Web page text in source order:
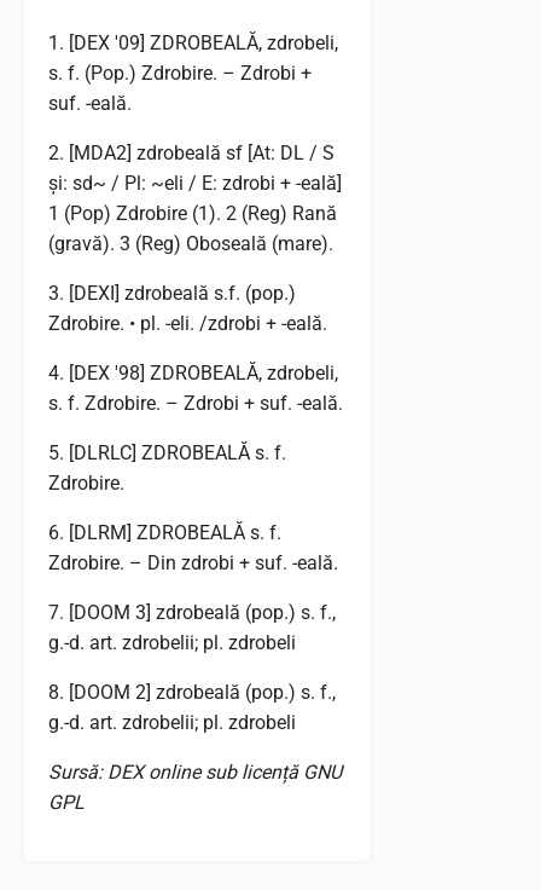
1. [DEX '09] ZDROBEALĂ, zdrobeli,
s. f. (Pop.) Zdrobire. – Zdrobi +
suf. -eală.
2. [MDA2] zdrobeală sf [At: DL / S
și: sd~ / Pl: ~eli / E: zdrobi + -eală]
1 (Pop) Zdrobire (1). 2 (Reg) Rană
(gravă). 3 (Reg) Oboseală (mare).
3. [DEXI] zdrobeală s.f. (pop.)
Zdrobire. • pl. -eli. /zdrobi + -eală.
4. [DEX '98] ZDROBEALĂ, zdrobeli,
s. f. Zdrobire. – Zdrobi + suf. -eală.
5. [DLRLC] ZDROBEALĂ s. f.
Zdrobire.
6. [DLRM] ZDROBEALĂ s. f.
Zdrobire. – Din zdrobi + suf. -eală.
7. [DOOM 3] zdrobeală (pop.) s. f.,
g.-d. art. zdrobelii; pl. zdrobeli
8. [DOOM 2] zdrobeală (pop.) s. f.,
g.-d. art. zdrobelii; pl. zdrobeli
Sursă: DEX online sub licență GNU
GPL